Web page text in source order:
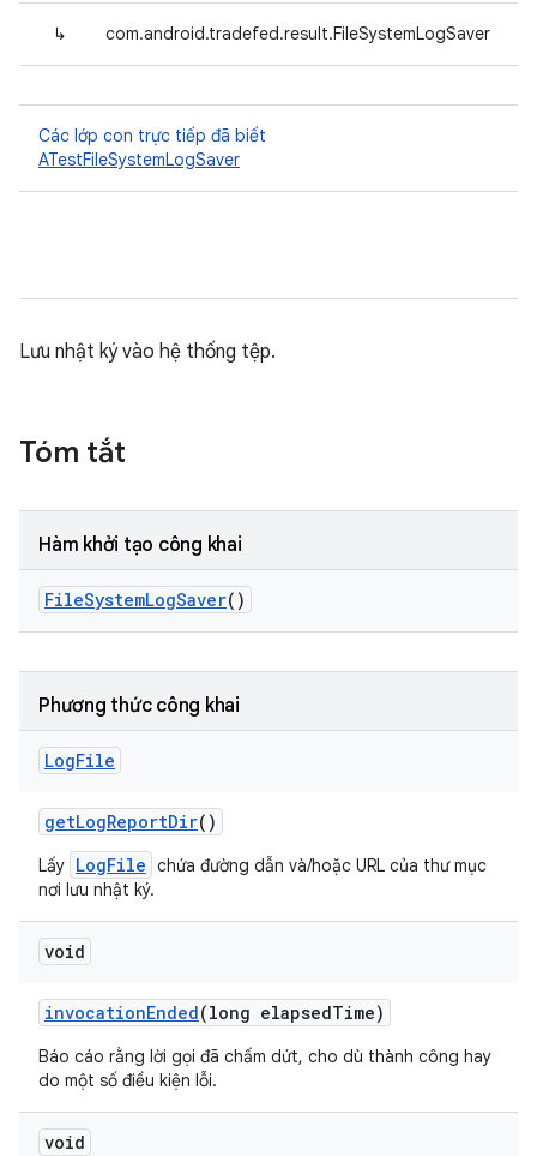
↳ com.android.tradefed.result.FileSystemLogSaver
Các lớp con trực tiếp đã biết
ATestFileSystemLogSaver
Lưu nhật ký vào hệ thống tệp.
Tóm tắt
Hàm khởi tạo công khai
FileSystemLogSaver()
Phương thức công khai
LogFile
getLogReportDir()
Lấy LogFile chứa đường dẫn và/hoặc URL của thư mục
nơi lưu nhật ký.
void
invocationEnded(long elapsedTime)
Báo cáo rằng lời gọi đã chấm dứt, cho dù thành công hay
do một số điều kiện lỗi.
void